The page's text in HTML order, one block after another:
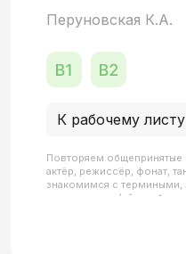
Перуновская К.А.
К рабочему листу
Повторяем
актёр, режиссёр, фонат,
знакомимся с термиными,
поп-культуры (айдол,